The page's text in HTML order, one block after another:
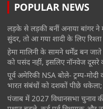
POPULAR NEWS
लड़के से लड़की बनीं अनाया बांगर ने
सुंदर, तो आ गया शादी के लिए रिश्ता
हेमा मालिनी के सामने धर्मेंद्र बन
को पसंद नहीं, इसलिए नॉनवेज
पूर्व अमेरिकी NSA बोले- ट्रम्प-
भारत संबंधों को दशकों पीछे धकेला;
पंजाब में 2027 विधानसभा चुनाव